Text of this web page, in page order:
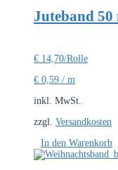
Juteband
€ 14,70/Rolle
€ 0,59 / m
inkl. MwSt.
zzgl. Versandkosten
In den Warenkorb